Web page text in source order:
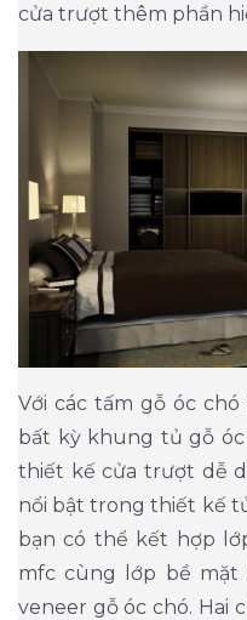
cửa trượt thêm phần
Với các tấm gỗ óc
bất kỳ khung tủ gỗ
thiết kế cửa trượt dễ
nổi bật trong thiết kế
bạn có thể kết hợp
mfc cùng lớp bề mặt
veneer gỗ óc chó. Hai